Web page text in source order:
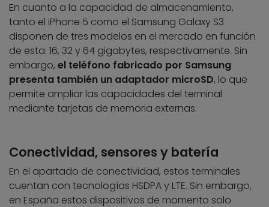
En cuanto a la capacidad de almacenamiento,
tanto el iPhone 5 como el Samsung Galaxy S3
disponen de tres modelos en el mercado en función
de esta: 16, 32 y 64 gigabytes, respectivamente. Sin
embargo, el teléfono fabricado por Samsung
presenta también un adaptador microSD, lo que
permite ampliar las capacidades del terminal
mediante tarjetas de memoria externas.
Conectividad, sensores y batería
En el apartado de conectividad, estos terminales
cuentan con tecnologías HSDPA y LTE. Sin embargo,
en España estos dispositivos de momento solo